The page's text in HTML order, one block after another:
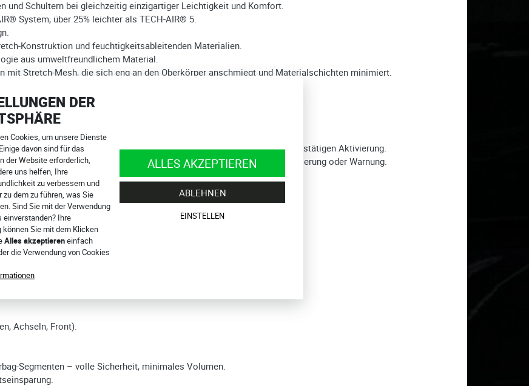
DER
Cookies, um unsere Dienste
davon sind für das
der Website erforderlich,
uns helfen, Ihre
zu verbessern und
zu dem zu führen, was Sie
Sind Sie mit der Verwendung
einverstanden? Ihre
Sie mit dem Klicken
Alles akzeptiereneinfach
die Verwendung von Cookies
ALLES AKZEPTIEREN
ABLEHNEN
EINSTELLEN
und Schultern bei gleichzeitig einzigartiger Leichtigkeit und Komfort.
System, über 25% leichter als TECH-AIR® 5.
Konstruktion und feuchtigkeitsableitenden Materialien.
aus umweltfreundlichem Material.
mit Stretch-Mesh, die sich eng an den Oberkörper anschmiegt und Materialschichten minimiert.
Batterie und Kartusche.
Reinigung. Austauschbare Kartusche leicht zugänglich.
Knopf am LED-Display (2 Sekunden drücken). Grüne LED + Vibration bestätigen Aktivierung.
Status und Modus. Rote LED mit langer Vibration signalisiert Deaktivierung oder Warnung.
Schultern, Rücken).
flexibel, atmungsaktiv, flaches Profil.
Jacke/Kombi unsichtbar.
mit UK-Recht.
2:2014 Level 1.
C für Innenbekleidung.
Auslösungen.
Achseln, Front).
Segmenten – volle Sicherheit, minimales Volumen.